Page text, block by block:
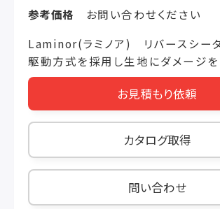
ア 冷却されたモールドを、再度チョ
填する前に温風装置付きのコンベア
す。チョコレートのブルーム等の防
工程です。 ・センター・デポジッター クリーム・ジ
ャムなど糖分の多い粘体専用デポジ
ョコレートデポジッター同様、充填
・竪型クーラー(バーチカル・クーラ
ペースを有効に活用するための竪型
す。小さなスペースで最大の冷却能
す。モールド収納枚数は、200枚の
枚の大型まであります。 ・ディモルダー(自動型抜
参考価格
お問い合わせください
Laminor(ラミノア) リバースシー
駆動方式を採用し生地にダメージ
収納に場所をとらない省スペース設計。
ラーの間隔設定は目盛りを見ながら
●ストッパーをセットすれば生地展
能。 ●作業者を守る高いセキュリティ設計。 ●生
産量、作業スペースにあわせた豊富
プ。 ●簡単な操作で効率よく均一で正確なドーシ
ート作りができます。 ●独自の駆動方式を採用し
生地にダメージを与えないリバース
お見積もり依頼
カタログ取得
問い合わせ